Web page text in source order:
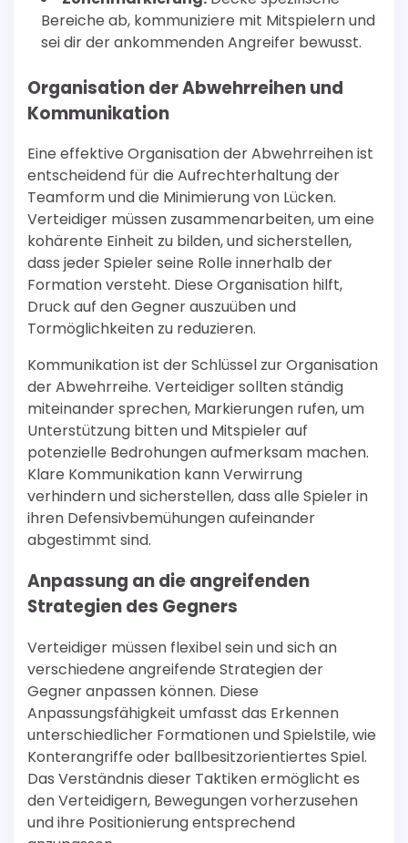
Bereiche ab, kommuniziere mit Mitspielern und
sei dir der ankommenden Angreifer bewusst.
Organisation der Abwehrreihen und
Kommunikation
Eine effektive Organisation der Abwehrreihen ist
entscheidend für die Aufrechterhaltung der
Teamform und die Minimierung von Lücken.
Verteidiger müssen zusammenarbeiten, um eine
kohärente Einheit zu bilden, und sicherstellen,
dass jeder Spieler seine Rolle innerhalb der
Formation versteht. Diese Organisation hilft,
Druck auf den Gegner auszuüben und
Tormöglichkeiten zu reduzieren.
Kommunikation ist der Schlüssel zur Organisation
der Abwehrreihe. Verteidiger sollten ständig
miteinander sprechen, Markierungen rufen, um
Unterstützung bitten und Mitspieler auf
potenzielle Bedrohungen aufmerksam machen.
Klare Kommunikation kann Verwirrung
verhindern und sicherstellen, dass alle Spieler in
ihren Defensivbemühungen aufeinander
abgestimmt sind.
Anpassung an die angreifenden
Strategien des Gegners
Verteidiger müssen flexibel sein und sich an
verschiedene angreifende Strategien der
Gegner anpassen können. Diese
Anpassungsfähigkeit umfasst das Erkennen
unterschiedlicher Formationen und Spielstile, wie
Konterangriffe oder ballbesitzorientiertes Spiel.
Das Verständnis dieser Taktiken ermöglicht es
den Verteidigern, Bewegungen vorherzusehen
und ihre Positionierung entsprechend